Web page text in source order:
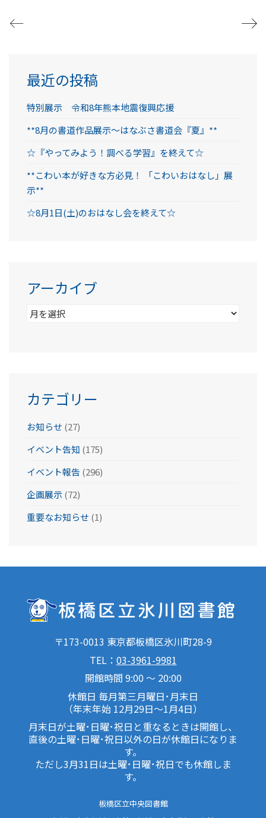
最近の投稿
特別展示 令和8年熊本地震復興応援
**8月の書道作品展示～はなぶさ書道会『夏』**
☆『やってみよう！調べる学習』を終えて☆
**こわい本が好きな方必見！ 「こわいおはなし」展
示**
☆8月1日(土)のおはなし会を終えて☆
アーカイブ
ア
カテゴリー
お知らせ (27)
イベント告知 (175)
イベント報告 (296)
企画展示(72)
重要なお知らせ (1)
〒173-0013 東京都板橋区氷川町28-9
TEL： 03-3961-9981
開館時間 9:00 ～ 20:00
休館日 毎月第三月曜日･月末日
（年末年始 12月29日～1月4日）
月末日が土曜･日曜･祝日と重なるときは開館し、
直後の土曜･日曜･祝日以外の日が休館日になりま
す。
ただし3月31日は土曜･日曜･祝日でも休館しま
す。
板橋区立中央図書館